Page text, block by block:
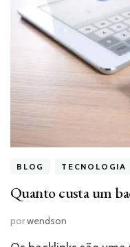
BLOG TECNOLOGIA
Quanto custa um
porwendson